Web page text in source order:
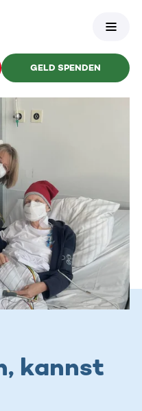
GELD SPENDEN
kannst